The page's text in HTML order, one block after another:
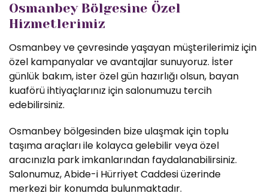
Osmanbey Bölgesine Özel
Hizmetlerimiz
Osmanbey ve çevresinde yaşayan müşterilerimiz için
özel kampanyalar ve avantajlar sunuyoruz. İster
günlük bakım, ister özel gün hazırlığı olsun, bayan
kuaförü ihtiyaçlarınız için salonumuzu tercih
edebilirsiniz.
Osmanbey bölgesinden bize ulaşmak için toplu
taşıma araçları ile kolayca gelebilir veya özel
aracınızla park imkanlarından faydalanabilirsiniz.
Salonumuz, Abide-i Hürriyet Caddesi üzerinde
merkezi bir konumda bulunmaktadır.